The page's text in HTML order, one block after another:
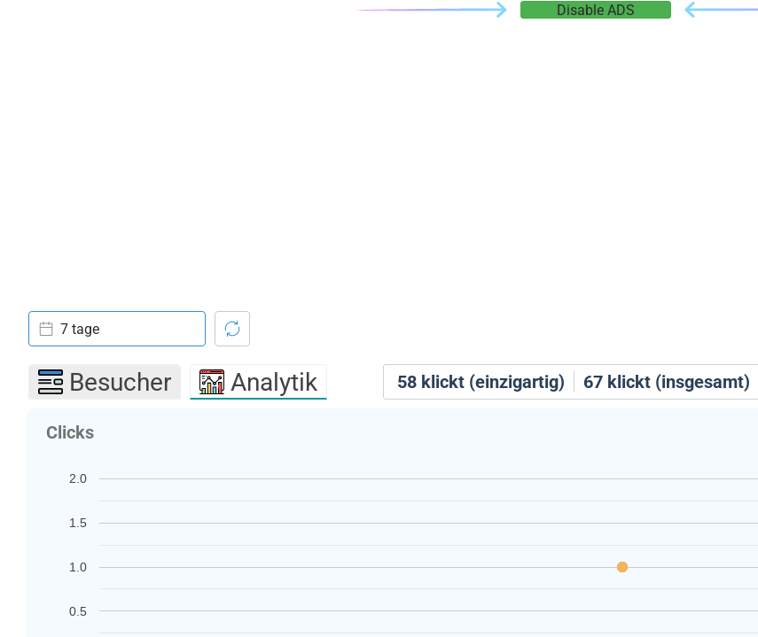
Disable ADS
58 klickt (einzigartig) 67 klickt (insgesamt)
7 tage
Besucher Analytik
Clicks
0.5
1.0
1.5
2.0